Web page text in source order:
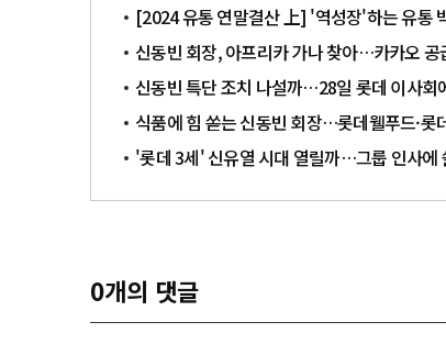
[2024 유통 연말결산 上] '역성장'하는 유통
신동빈 회장, 아프리카 가나 찾아…카카오 공
신동빈 특단 조치 나설까…28일 롯데 이사회
식품에 힘 쏟는 신동빈 회장…롯데웰푸드·롯
'롯데 3세' 신유열 시대 열릴까…그룹 인사에
0개의 댓글